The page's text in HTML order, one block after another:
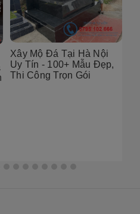
Xây Mộ Đá Tại Hà Nội
Uy Tín - 100+ Mẫu Đẹp,
Thi Công Trọn Gói